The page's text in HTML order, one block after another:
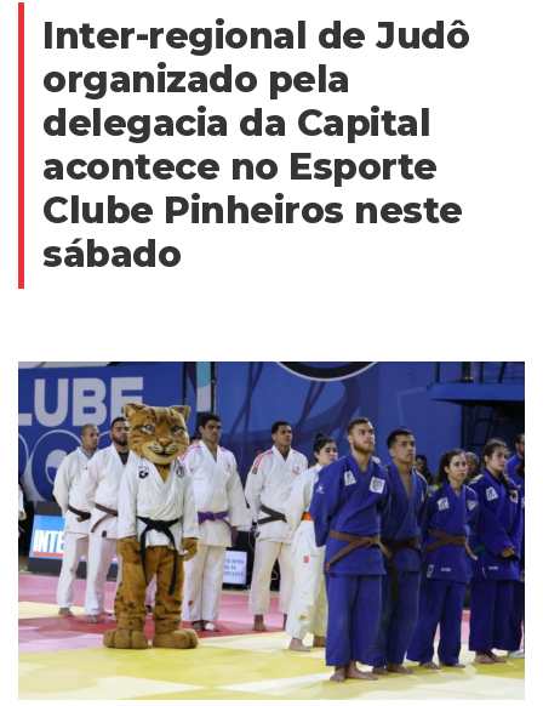
Inter-regional de Judô
organizado pela
delegacia da Capital
acontece no Esporte
Clube Pinheiros neste
sábado